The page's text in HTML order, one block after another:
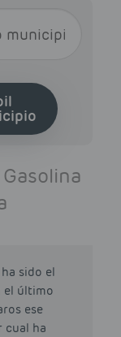
sido el
el último
ese
cual ha